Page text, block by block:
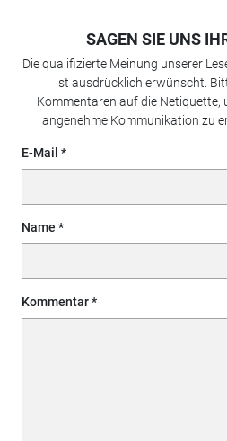
SAGEN SIE UNS
Die qualifizierte Meinung unserer
ist ausdrücklich erwünscht.
Kommentaren auf die Netiquette,
angenehme Kommunikation zu
E-Mail
Name
Kommentar